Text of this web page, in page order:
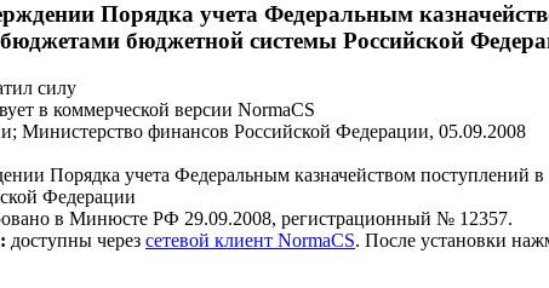
Порядка учета Федеральным
бюджетной системы Российской
силу
в коммерческой версии NormaCS
Министерство финансов Российской Федерации, 05.09.2008
Порядка учета Федеральным казначейством
Федерации
в Минюсте РФ 29.09.2008, регистрационный № 12357.
доступны через сетевой клиент NormaCS. После установки